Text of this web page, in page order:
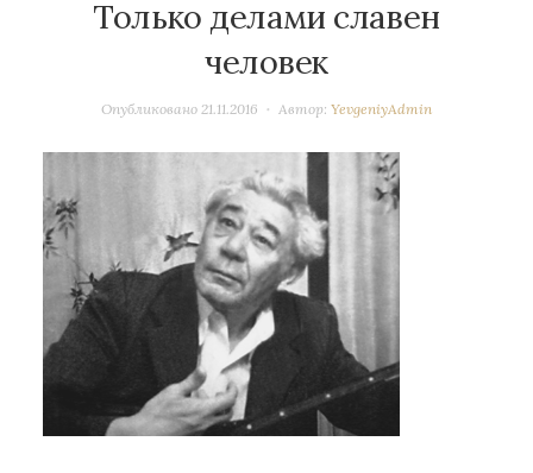
Только делами славен
человек
Опубликовано21.11.2016 Автор: YevgeniyAdmin